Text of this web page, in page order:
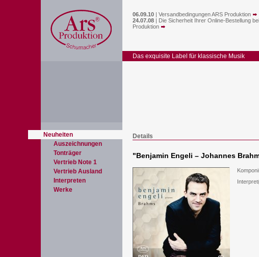
06.09.10 | Versandbedingungen ARS Produktion
24.07.08 | Die Sicherheit Ihrer Online-Bestellung
Produktion
Das exquisite Label für klassische Musik
Neuheiten
Auszeichnungen
Tonträger
Vertrieb Note 1
Vertrieb Ausland
Interpreten
Werke
Details
"Benjamin Engeli – Johannes